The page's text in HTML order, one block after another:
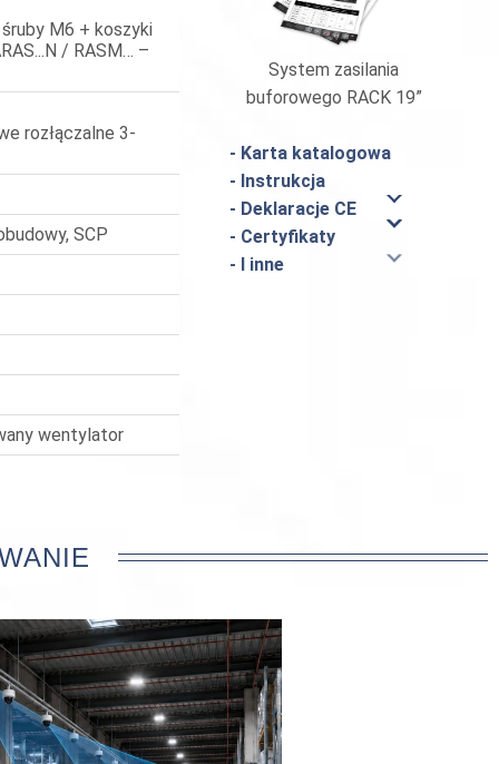
M6 + koszyki
/ RASM… –
rozłączalne 3-
SCP
wentylator
System zasilania
buforowego RACK 19”
- Karta katalogowa
- Instrukcja
- Deklaracje CE
- Certyfikaty
- I inne